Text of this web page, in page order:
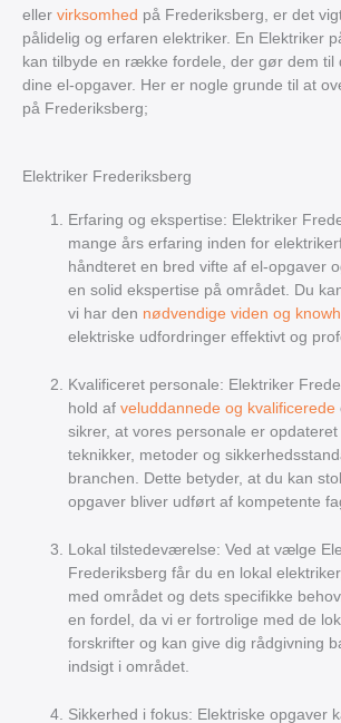
eller virksomhed på Frederiksberg, er det
pålidelig og erfaren elektriker. En Elektriker
kan tilbyde en række fordele, der gør dem til
dine el-opgaver. Her er nogle grunde til at
på Frederiksberg;
Elektriker Frederiksberg
Erfaring og ekspertise: Elektriker
mange års erfaring inden for
håndteret en bred vifte af el-opgaver
en solid ekspertise på området. Du
vi har den nødvendige viden og
elektriske udfordringer effektivt og
Kvalificeret personale: Elektriker
hold afveluddannede og kvalificerede
sikrer, at vores personale er
teknikker, metoder og
branchen. Dette betyder, at du kan
opgaver bliver udført af kompetente
Lokal tilstedeværelse: Ved at vælge
Frederiksberg får du en lokal
med området og dets specifikke
en fordel, da vi er fortrolige med de
forskrifter og kan give dig rådgivning
indsigt i området.
Sikkerhed i fokus: Elektriske opgaver